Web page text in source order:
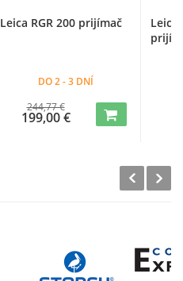
Leica RGR 200 prijímač
DO 2 - 3 DNÍ
244,77 €
199,00 €
Leica